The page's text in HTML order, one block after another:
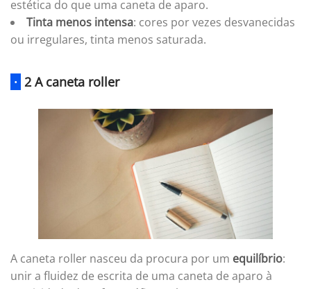
estética do que uma caneta de aparo.
Tinta menos intensa: cores por vezes desvanecidas
ou irregulares, tinta menos saturada.
· 2 A caneta roller
A caneta roller nasceu da procura por um equilíbrio:
unir a fluidez de escrita de uma caneta de aparo à